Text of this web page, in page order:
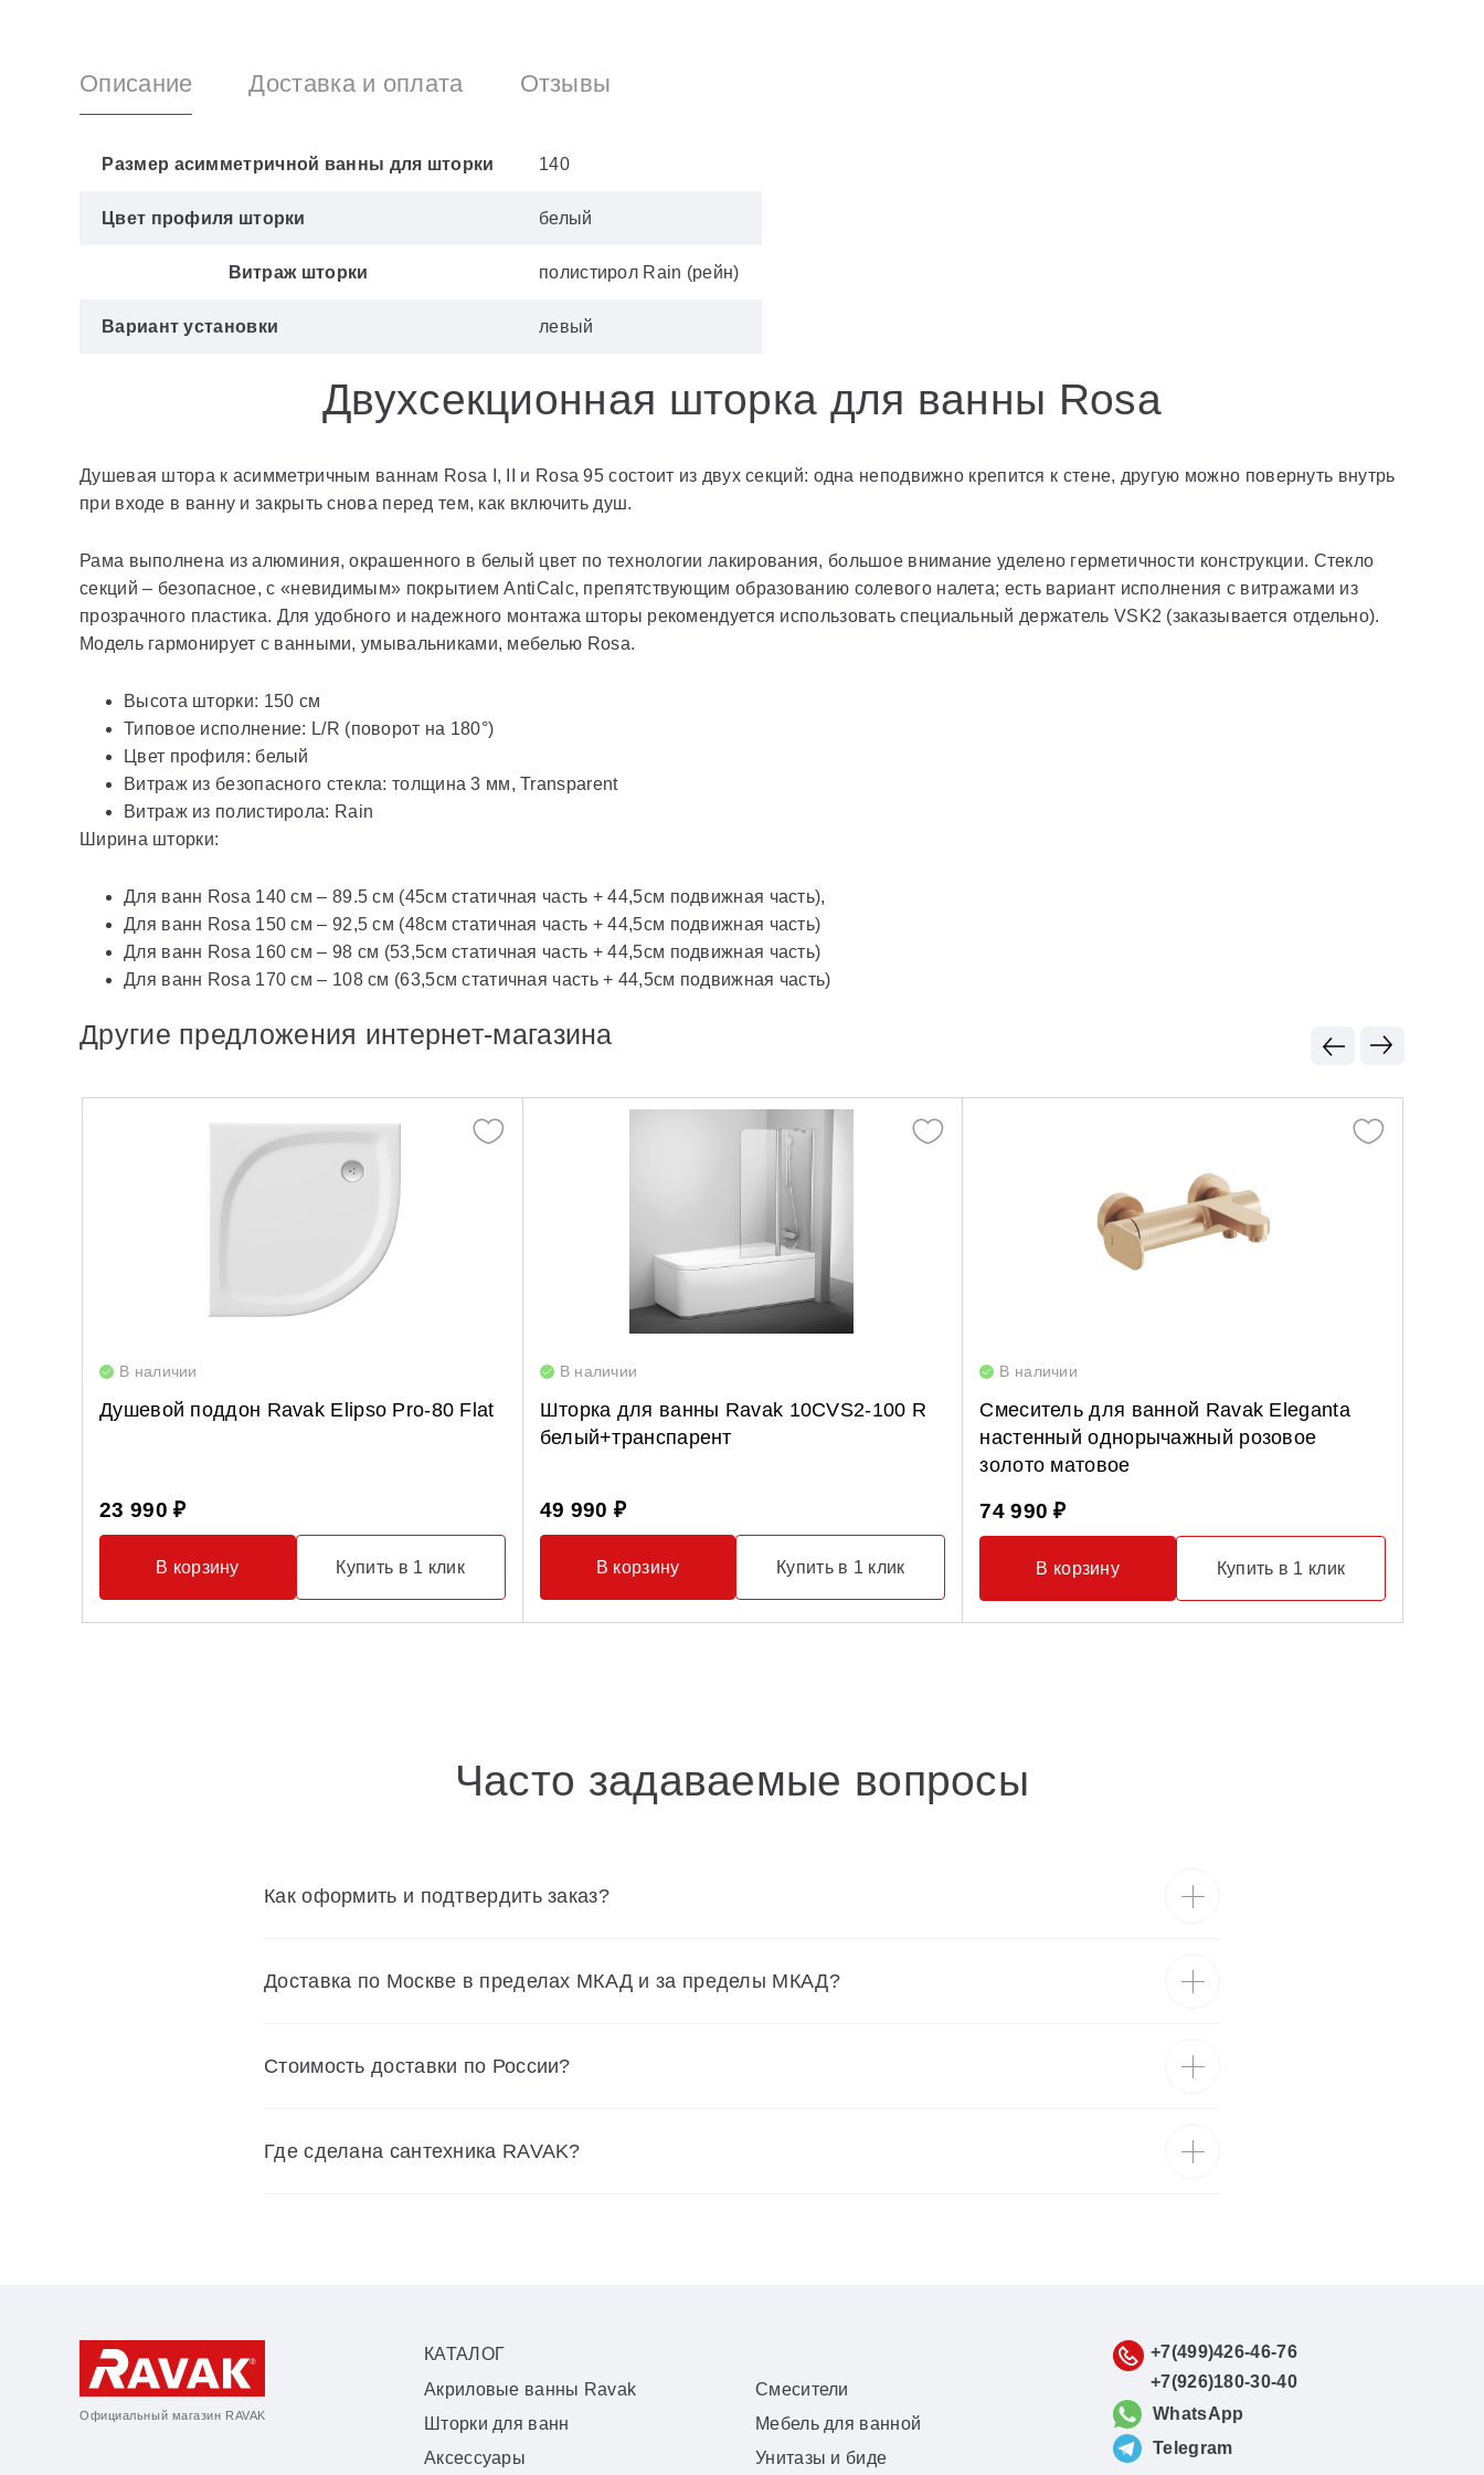
Описание Доставка и оплата Отзывы
Размер асимметричной ванны для шторки 140
Цвет профиля шторки белый
Витраж шторки полистирол Rain (рейн)
Вариант установки левый
Двухсекционная шторка для ванны Rosa
Душевая штора к асимметричным ваннам Rosa I, II и Rosa 95 состоит из двух секций: одна неподвижно крепится к стене, другую можно повернуть внутрь
при входе в ванну и закрыть снова перед тем, как включить душ.
Рама выполнена из алюминия, окрашенного в белый цвет по технологии лакирования, большое внимание уделено герметичности конструкции. Стекло
секций – безопасное, с «невидимым» покрытием AntiCalc, препятствующим образованию солевого налета; есть вариант исполнения с витражами из
прозрачного пластика. Для удобного и надежного монтажа шторы рекомендуется использовать специальный держатель VSK2 (заказывается отдельно).
Модель гармонирует с ванными, умывальниками, мебелью Rosa.
Высота шторки: 150 см
Типовое исполнение: L/R (поворот на 180°)
Цвет профиля: белый
Витраж из безопасного стекла: толщина 3 мм, Transparent
Витраж из полистирола: Rain
Ширина шторки:
Для ванн Rosa 140 см – 89.5 см (45см статичная часть + 44,5см подвижная часть),
Для ванн Rosa 150 см – 92,5 см (48см статичная часть + 44,5см подвижная часть)
Для ванн Rosa 160 см – 98 см (53,5см статичная часть + 44,5см подвижная часть)
Для ванн Rosa 170 см – 108 см (63,5см статичная часть + 44,5см подвижная часть)
Другие предложения интернет-магазина
В наличии
Душевой поддон Ravak Elipso Pro-80 Flat
23 990 ₽
В корзину Купить в 1 клик
В наличии
Шторка для ванны Ravak 10CVS2-100 R
белый+транспарент
49 990 ₽
В корзину Купить в 1 клик
В наличии
Смеситель для ванной Ravak Eleganta
настенный однорычажный розовое
золото матовое
74 990 ₽
В корзину Купить в 1 клик
Часто задаваемые вопросы
Как оформить и подтвердить заказ?
Доставка по Москве в пределах МКАД и за пределы МКАД?
Cтоимость доставки по России?
Где сделана сантехника RAVAK?
Официальный магазин RAVAK
КАТАЛОГ
Акриловые ванны Ravak
Смесители
Шторки для ванн
Мебель для ванной
Аксессуары
Унитазы и биде
+7(499)426-46-76
+7(926)180-30-40
WhatsApp
Telegram